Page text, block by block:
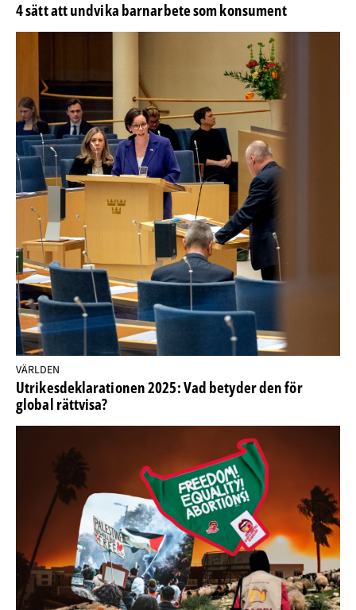
4 sätt att undvika barnarbete som konsument
VÄRLDEN
Utrikesdeklarationen 2025: Vad betyder den för
global rättvisa?